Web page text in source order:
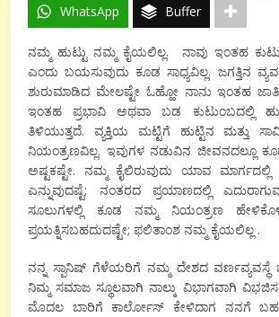
WhatsApp Buffer
ನಮ್ಮ ಹುಟ್ಟು ನಮ್ಮ ಕೈಯಲಿಲ್ಲ. ನಾವು ಇಂತಹ
ಎಂದು ಬಯಸುವುದು ಕೂಡ ಸಾಧ್ಯವಿಲ್ಲ. ಜಗತ್ತಿನ
ಶುರುಮಾಡಿದ ಮೇಲಷ್ಟೇ ಓಹ್ಹೋ ನಾನು ಇಂತಹ
ಇಂತಹ ಪ್ರಭಾವಿ ಅಥವಾ ಬಡ ಕುಟುಂಬದಲ್ಲಿ
ತಿಳಿಯುತ್ತದೆ. ವ್ಯಕ್ತಿಯ ಮಟ್ಟಿಗೆ ಹುಟ್ಟಿನ ಮತ್ತು
ನಿಯಂತ್ರಣವಿಲ್ಲ. ಇವುಗಳ ನಡುವಿನ ಜೀವನದಲ್ಲೂ
ಅಷ್ಟಕಷ್ಟೇ. ನಮ್ಮ ಕೈಲಿರುವುದು ಯಾವ ಮಾರ್ಗದಲ್ಲಿ
ಎನ್ನುವುದಷ್ಟೆ; ನಂತರದ ಪ್ರಯಾಣದಲ್ಲಿ
ಸೂಲುಗಳಲ್ಲಿ ಕೂಡ ನಮ್ಮ ನಿಯಂತ್ರಣ
ಪ್ರಯತ್ನಿಸಬಹದುದಷ್ಟೇ; ಫಲಿತಾಂಶ ನಮ್ಮ ಕೈಯಲಿಲ್ಲ .
ನನ್ನ ಸ್ಪಾನಿಷ್ ಗೆಳೆಯರಿಗೆ ನಮ್ಮ ದೇಶದ ವರ್ಣವ್ಯವಸ್ಥೆ
ನಿಮ್ಮ ಸಮಾಜ ಸ್ಥೂಲವಾಗಿ ನಾಲ್ಕು ವಿಭಾಗವಾಗಿ
ಮೊದಲ ಬಾರಿಗೆ ಕಾರ್ಲೋಸ್ ಕೇಳಿದಾಗ ನನಗೆ ಬಹಳ